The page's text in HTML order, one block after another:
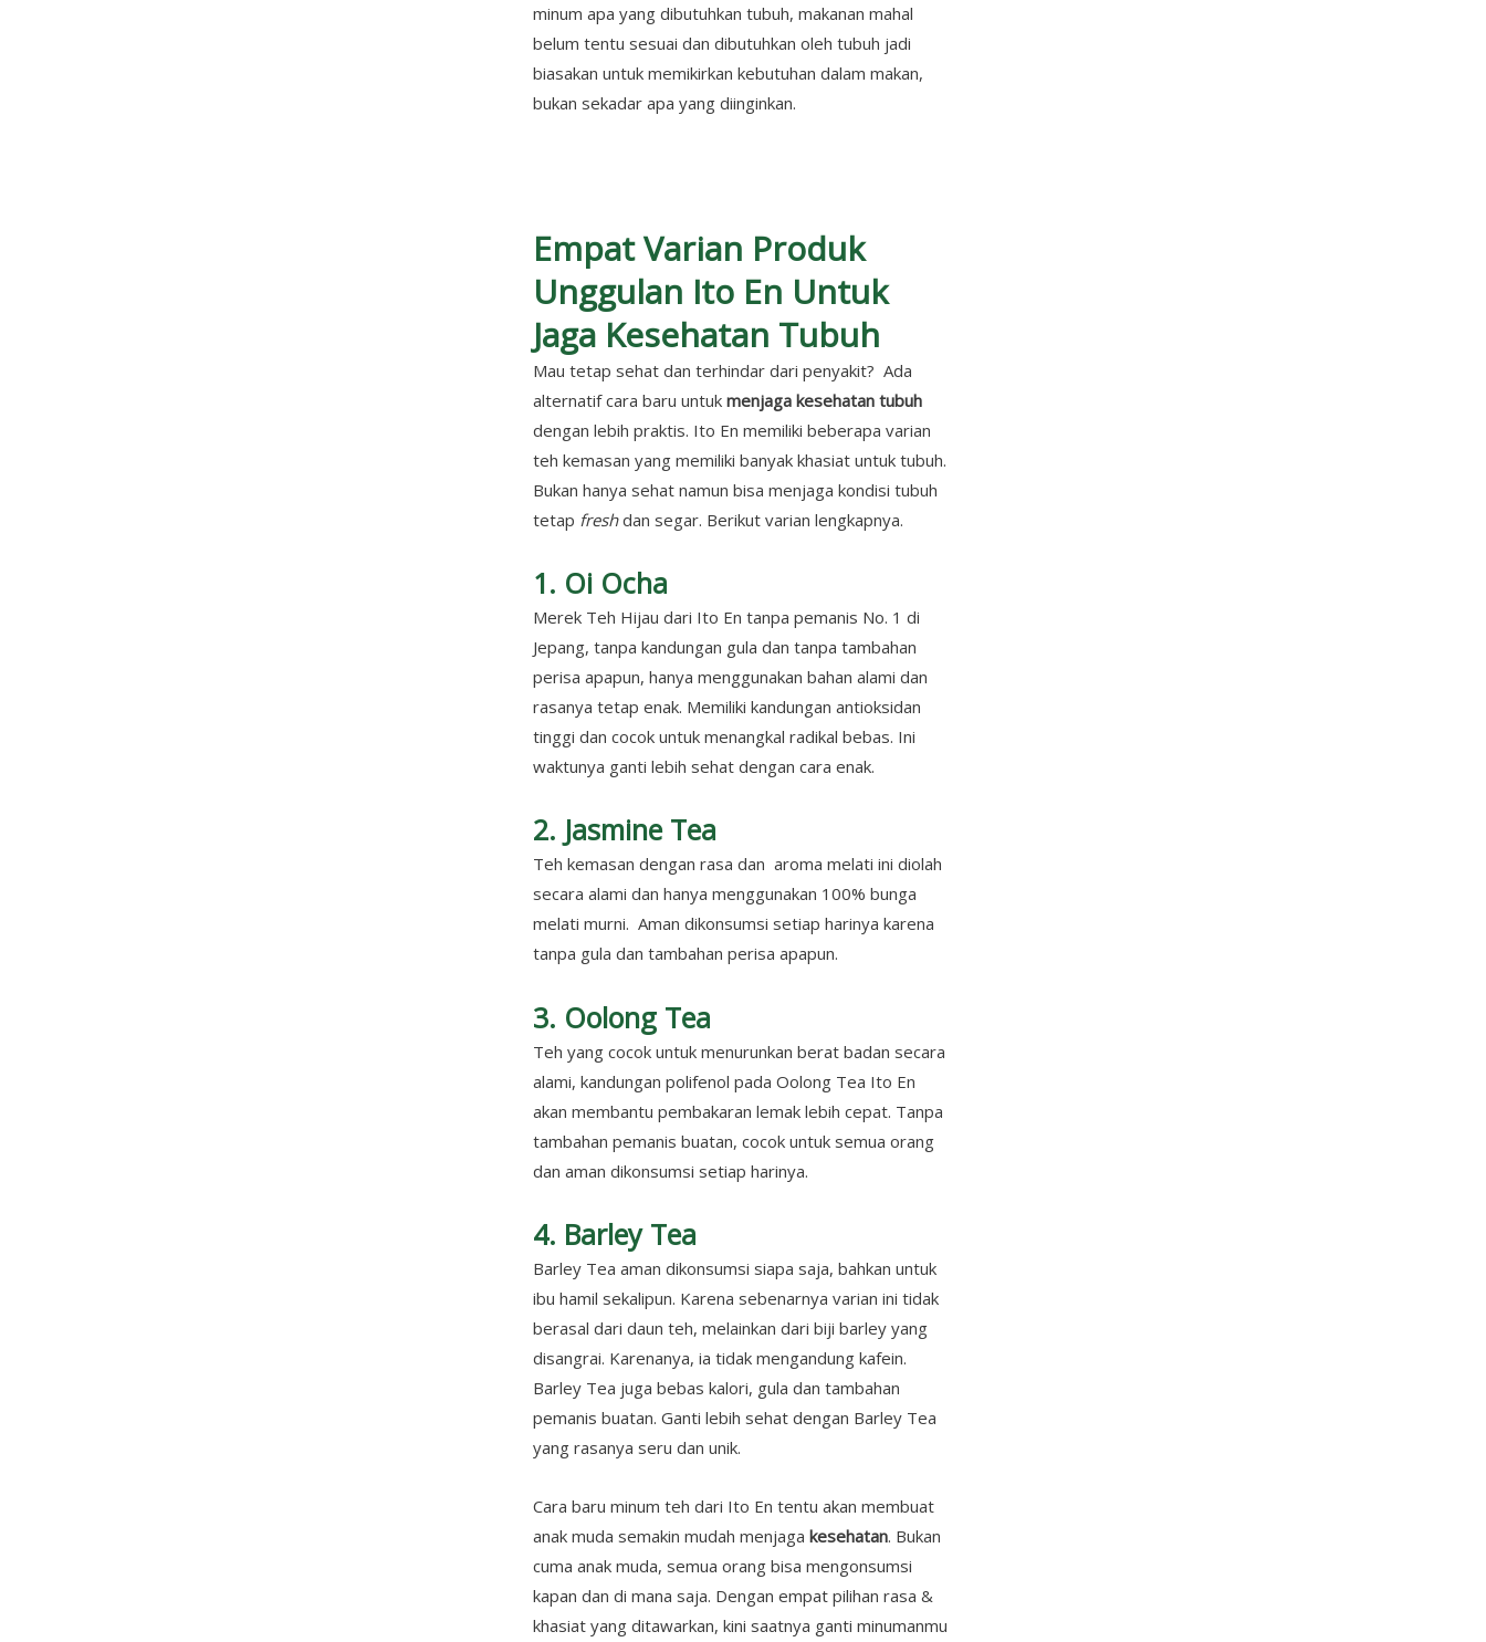
minum apa yang dibutuhkan tubuh, makanan mahal
belum tentu sesuai dan dibutuhkan oleh tubuh jadi
biasakan untuk memikirkan kebutuhan dalam makan,
bukan sekadar apa yang diinginkan.
Empat Varian Produk
Unggulan Ito En Untuk
Jaga Kesehatan Tubuh
Mau tetap sehat dan terhindar dari penyakit? Ada
alternatif cara baru untuk menjaga kesehatan tubuh
dengan lebih praktis. Ito En memiliki beberapa varian
teh kemasan yang memiliki banyak khasiat untuk tubuh.
Bukan hanya sehat namun bisa menjaga kondisi tubuh
tetap freshdan segar. Berikut varian lengkapnya.
1. Oi Ocha
Merek Teh Hijau dari Ito En tanpa pemanis No. 1 di
Jepang, tanpa kandungan gula dan tanpa tambahan
perisa apapun, hanya menggunakan bahan alami dan
rasanya tetap enak. Memiliki kandungan antioksidan
tinggi dan cocok untuk menangkal radikal bebas. Ini
waktunya ganti lebih sehat dengan cara enak.
2. Jasmine Tea
Teh kemasan dengan rasa dan aroma melati ini diolah
secara alami dan hanya menggunakan 100% bunga
melati murni. Aman dikonsumsi setiap harinya karena
tanpa gula dan tambahan perisa apapun.
3. Oolong Tea
Teh yang cocok untuk menurunkan berat badan secara
alami, kandungan polifenol pada Oolong Tea Ito En
akan membantu pembakaran lemak lebih cepat. Tanpa
tambahan pemanis buatan, cocok untuk semua orang
dan aman dikonsumsi setiap harinya.
4. Barley Tea
Barley Tea aman dikonsumsi siapa saja, bahkan untuk
ibu hamil sekalipun. Karena sebenarnya varian ini tidak
berasal dari daun teh, melainkan dari biji barley yang
disangrai. Karenanya, ia tidak mengandung kafein.
Barley Tea juga bebas kalori, gula dan tambahan
pemanis buatan. Ganti lebih sehat dengan Barley Tea
yang rasanya seru dan unik.
Cara baru minum teh dari Ito En tentu akan membuat
anak muda semakin mudah menjaga kesehatan. Bukan
cuma anak muda, semua orang bisa mengonsumsi
kapan dan di mana saja. Dengan empat pilihan rasa &
khasiat yang ditawarkan, kini saatnya ganti minumanmu